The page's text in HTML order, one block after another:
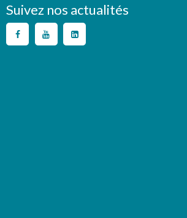
Suivez nos actualités